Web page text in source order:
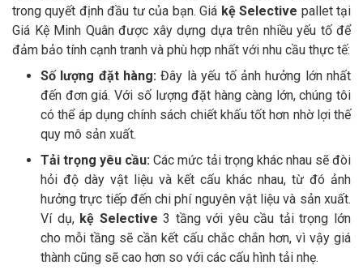
trong quyết định đầu tư của bạn. Giá kệ Selective pallet tại
Giá Kệ Minh Quân được xây dựng dựa trên nhiều yếu tố để
đảm bảo tính cạnh tranh và phù hợp nhất với nhu cầu thực tế:
Số lượng đặt hàng:Đây là yếu tố ảnh hưởng lớn nhất
đến đơn giá. Với số lượng đặt hàng càng lớn, chúng tôi
có thể áp dụng chính sách chiết khấu tốt hơn nhờ lợi thế
quy mô sản xuất.
Tải trọng yêu cầu:Các mức tải trọng khác nhau sẽ đòi
hỏi độ dày vật liệu và kết cấu khác nhau, từ đó ảnh
hưởng trực tiếp đến chi phí nguyên vật liệu và sản xuất.
Ví dụ, kệ Selective 3 tầng với yêu cầu tải trọng lớn
cho mỗi tầng sẽ cần kết cấu chắc chắn hơn, vì vậy giá
thành cũng sẽ cao hơn so với các cấu hình tải nhẹ.